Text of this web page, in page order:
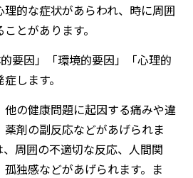
理的な症状があらわれ、時に周囲
とがあります。
要因」「環境的要因」「心理的
します。
の健康問題に起因する痛みや違
剤の副反応などがあげられま
周囲の不適切な反応、人間関
独感などがあげられます。ま